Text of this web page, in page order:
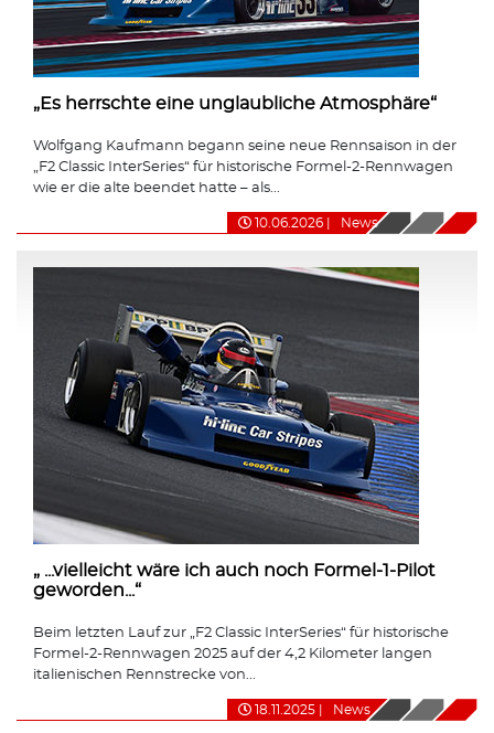
„Es herrschte eine unglaubliche Atmosphäre“
Wolfgang Kaufmann begann seine neue Rennsaison in der
„F2 Classic InterSeries“ für historische Formel-2-Rennwagen
wie er die alte beendet hatte – als...
10.06.2026 News
„ ...vielleicht wäre ich auch noch Formel-1-Pilot
geworden...“
Beim letzten Lauf zur „F2 Classic InterSeries“ für historische
Formel-2-Rennwagen 2025 auf der 4,2 Kilometer langen
italienischen Rennstrecke von...
18.11.2025 News